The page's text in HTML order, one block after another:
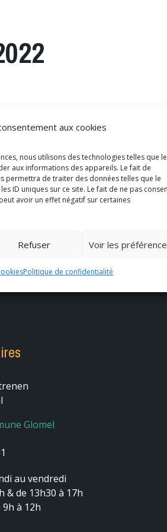
aux cookies
nous utilisons des technologies telles que
aux informations des appareils. Le fait de
permettra de traiter des données telles que le
ID uniques sur ce site. Le fait de ne pas
avoir un effet négatif sur certaines
Refuser Voir les
Politique de confidentialité
Glomel
au vendredi
& de 13h30 à 17h
9h à 12h